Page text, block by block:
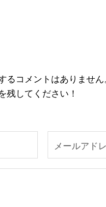
るコメントはありませ
残してください！